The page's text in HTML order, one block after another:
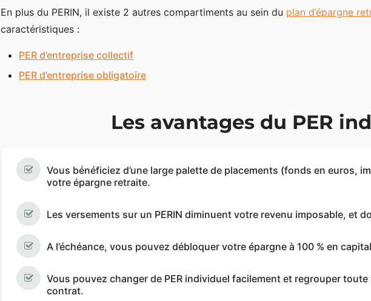
En plus du PERIN, il existe 2 autres compartiments au sein du plan d’épargne
caractéristiques :
PER d’entreprise collectif
PER d’entreprise obligatoire
Les avantages du PER
Vous bénéficiez d’une large palette de placements (fonds en euros,
votre épargne retraite.
Les versements sur un PERIN diminuent votre revenu imposable, et
A l’échéance, vous pouvez débloquer votre épargne à 100 % en
Vous pouvez changer de PER individuel facilement et regrouper
contrat.